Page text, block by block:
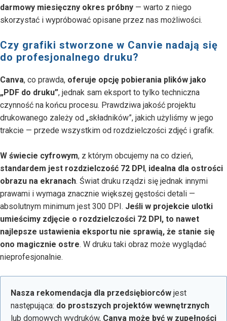
darmowy miesięczny okres próbny — warto z niego
skorzystać i wypróbować opisane przez nas możliwości.
Czy grafiki stworzone w Canvie nadają się
do profesjonalnego druku?
Canva, co prawda, oferuje opcję pobierania plików jako
„PDF do druku”, jednak sam eksport to tylko techniczna
czynność na końcu procesu. Prawdziwa jakość projektu
drukowanego zależy od „składników”, jakich użyliśmy w jego
trakcie — przede wszystkim od rozdzielczości zdjęć i grafik.
W świecie cyfrowym, z którym obcujemy na co dzień,
standardem jest rozdzielczość 72 DPI, idealna dla ostrości
obrazu na ekranach. Świat druku rządzi się jednak innymi
prawami i wymaga znacznie większej gęstości detali —
absolutnym minimum jest 300 DPI. Jeśli w projekcie ulotki
umieścimy zdjęcie o rozdzielczości 72 DPI, to nawet
najlepsze ustawienia eksportu nie sprawią, że stanie się
ono magicznie ostre. W druku taki obraz może wyglądać
nieprofesjonalnie.
Nasza rekomendacja dla przedsiębiorców jest
następująca: do prostszych projektów wewnętrznych
lub domowych wydruków, Canva może być w zupełności